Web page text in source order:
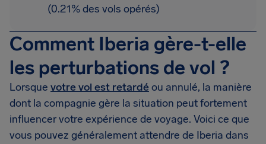
(0.21% des vols opérés)
Comment Iberia gère-t-elle
les perturbations de vol ?
Lorsque votre vol est retardéou annulé, la manière
dont la compagnie gère la situation peut fortement
influencer votre expérience de voyage. Voici ce que
vous pouvez généralement attendre de Iberia dans